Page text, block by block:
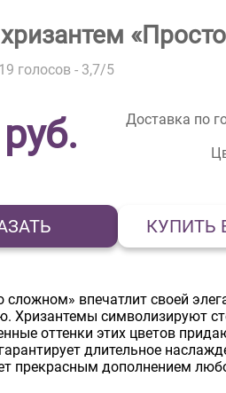
хризантем
19 голосов - 3,7/5
руб.
Доставка по
КУПИТЬ
сложном» впечатлит своей
Хризантемы символизируют
оттенки этих цветов
длительное
прекрасным дополнением